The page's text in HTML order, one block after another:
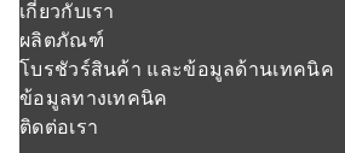
เกี่ยวกับเรา
ผลิตภัณฑ์
โบรชัวร์สินค้า และข้อมูลด้านเทคนิค
ข้อมูลทางเทคนิค
ติดต่อเรา